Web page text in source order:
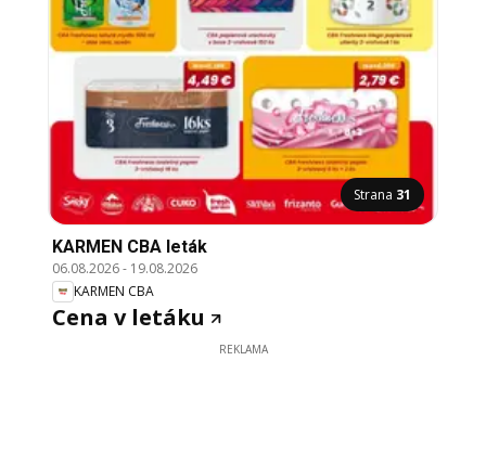
Strana 31
KARMEN CBA leták
06.08.2026- 19.08.2026
KARMEN CBA
Cena v letáku
REKLAMA